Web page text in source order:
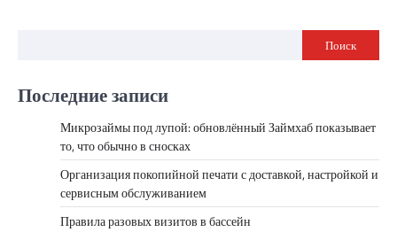
Поиск
Последние записи
Микрозаймы под лупой: обновлённый Займхаб показывает
то, что обычно в сносках
Организация покопийной печати с доставкой, настройкой и
сервисным обслуживанием
Правила разовых визитов в бассейн